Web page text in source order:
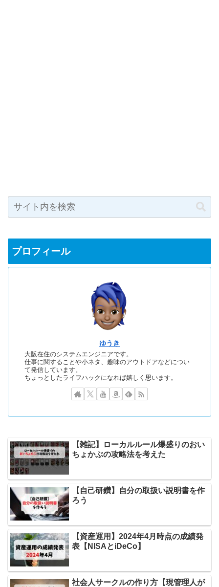
プロフィール
ゆうき
大阪在住のシステムエンジニアです。
仕事に関することや小ネタ、趣味のアウトドアなどについ
て発信しています。
ちょっとしたライフハックになれば嬉しく思います。
【雑記】ローカルルール爆盛りのおい
ちょかぶの攻略法を考えた
【自己研鑽】自分の取扱い説明書を作
ろう
【資産運用】2024年4月時点の成績発
表【NISAとiDeCo】
社会人サークルの作り方【現管理人が